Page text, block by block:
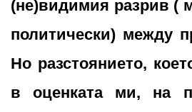
(не)видимия разрив (
политически) между
Но разстоянието,
в оценката ми, на